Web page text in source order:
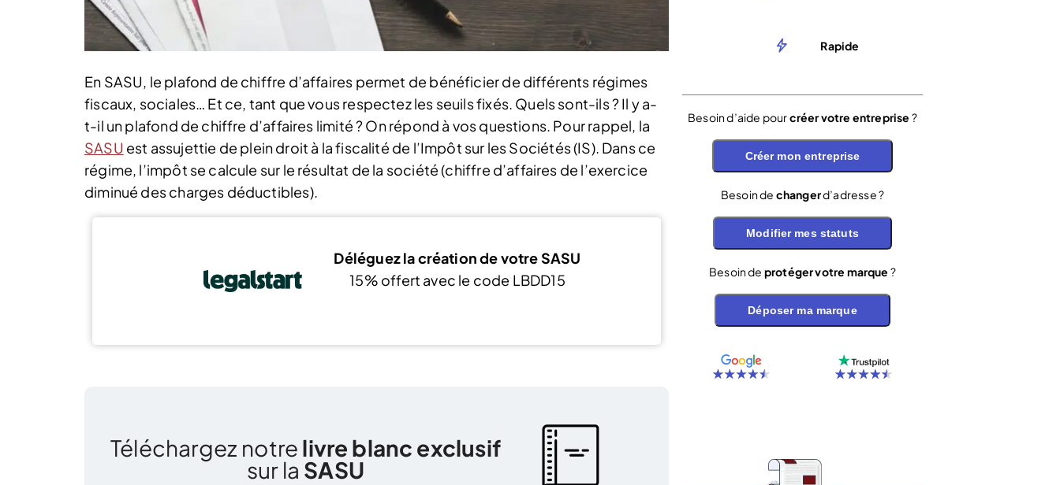
En SASU, le plafond de chiffre d’affaires permet de bénéficier de différents régimes
fiscaux, sociales… Et ce, tant que vous respectez les seuils fixés. Quels sont-ils ? Il y a-
t-il un plafond de chiffre d’affaires limité ? On répond à vos questions. Pour rappel, la
SASU est assujettie de plein droit à la fiscalité de l’Impôt sur les Sociétés (IS). Dans ce
régime, l’impôt se calcule sur le résultat de la société (chiffre d’affaires de l’exercice
diminué des charges déductibles).
Déléguez la création de votre SASU
15% offert avec le code LBDD15
Téléchargez notre livre blanc exclusif
sur la SASU
Rapide
Besoin d’aide pourcréer votre entreprise ?
Créer mon entreprise
Besoin de changerd’adresse ?
Modifier mes statuts
Besoin de protéger votre marque ?
Déposer ma marque